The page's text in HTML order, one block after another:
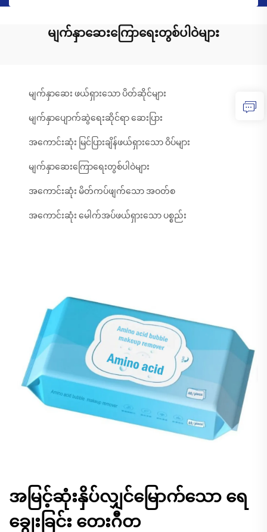
မျက်နှာဆေးကြောရေးတွစ်ပါဝဲများ
မျက်နှာဆေး ဖယ်ရှားသော ပိတ်ဆိုင်များ
မျက်နှာပျောက်ဆွဲရေးဆိုင်ရာ ဆေးပြား
အကောင်းဆုံး မြင်ပြားချိန်ဖယ်ရှားသော ဝိပ်များ
မျက်နှာဆေးကြောရေးတွစ်ပါဝဲများ
အကောင်းဆုံး မိတ်ကပ်ဖျက်သော အဝတ်စ
အကောင်းဆုံး မေါက်အပ်ဖယ်ရှားသော ပစ္စည်း
အမြင့်ဆုံးနှိပ်လျှင်မြောက်သော ရေ
ချွေးခြင်း တေးဂီတ